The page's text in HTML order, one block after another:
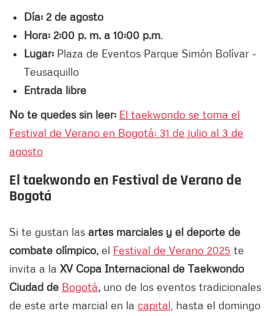
Día: 2 de agosto
Hora: 2:00 p. m. a 10:00 p.m.
Lugar: Plaza de Eventos Parque Simón Bolívar -
Teusaquillo
Entrada libre
No te quedes sin leer: El taekwondo se toma el
Festival de Verano en Bogotá: 31 de julio al 3 de
agosto
El taekwondo en Festival de Verano de
Bogotá
Si te gustan las artes marciales y el deporte de
combate olímpico, el Festival de Verano 2025 te
invita a la XV Copa Internacional de Taekwondo
Ciudad de Bogotá, uno de los eventos tradicionales
de este arte marcial en la capital , hasta el domingo